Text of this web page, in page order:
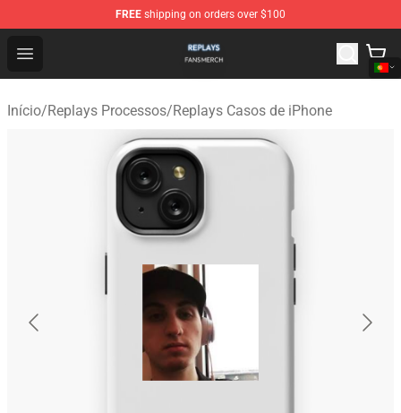
FREE shipping on orders over $100
Open menu
Replays Shop - Official Replays Merchandise Store
Início/Replays Processos/Replays Casos de iPhone